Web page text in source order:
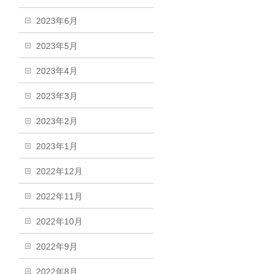
2023年6月
2023年5月
2023年4月
2023年3月
2023年2月
2023年1月
2022年12月
2022年11月
2022年10月
2022年9月
2022年8月